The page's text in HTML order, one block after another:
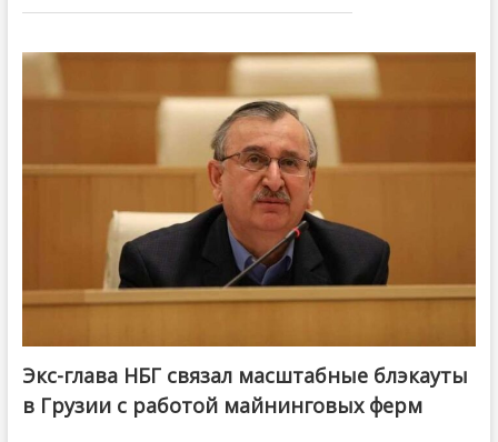
Экс-глава НБГ связал масштабные блэкауты
в Грузии с работой майнинговых ферм